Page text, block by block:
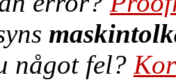
något fel?